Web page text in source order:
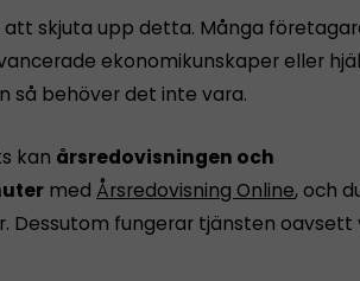
skjuta upp detta. Många
ekonomikunskaper eller
så behöver det inte vara.
kan årsredovisningen och
med Årsredovisning Online, och
Dessutom fungerar tjänsten oavsett